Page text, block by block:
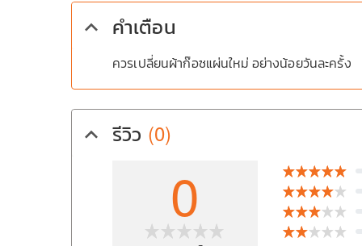
คำเตือน
keyboard_arrow_up
ควรเปลี่ยนผ้าก๊อซแผ่นใหม่ อย่างน้อยวันละครั้ง
รีวิว (0)
keyboard_arrow_up
0